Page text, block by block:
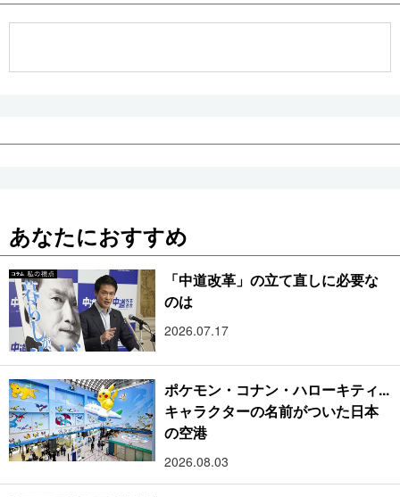
あなたにおすすめ
「中道改革」の立て直しに必要な
のは
2026.07.17
ポケモン・コナン・ハローキティ...
キャラクターの名前がついた日本
の空港
2026.08.03